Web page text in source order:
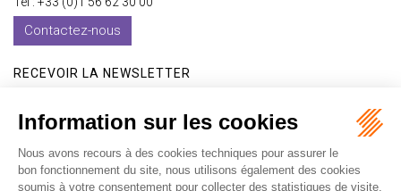
Contactez-nous
RECEVOIR LA NEWSLETTER
Je m'inscris